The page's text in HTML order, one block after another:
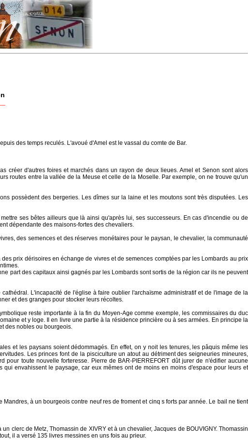
des temps reculés. L'avoué d'Amel est le vassal du comte de Bar.
créer d'autres foires et marchés dans un rayon de deux lieues. Amel et Senon sont alors
routes entre la vallée de la Meuse et celle de la Moselle. Par exemple, on ne trouve qu'un
possèdent des bergeries. Les dîmes sur la laine et les moutons sont très disputées. Les
ses bêtes ailleurs que là ainsi qu'après lui, ses successeurs. En cas d'incendie ou de
dépendante des maisons-fortes des chevaliers.
des semences et des réserves monétaires pour le paysan, le chevalier, la communauté
prix dérisoires en échange de vivres et de semences comptées par les Lombards au prix
part des capitaux ainsi gagnés par les Lombards sont sortis de la région car ils ne peuvent
L'incapacité de l'église à faire oublier l'archaïsme administratif et de l'image de la
et des granges pour stocker leurs récoltes.
reste importante à la fin du Moyen-Age comme exemple, les commissaires du duc
et y loge. Il en livre une partie à la résidence princière ou à ses armées. En principe la
des nobles ou bourgeois.
et les paysans soient dédommagés. En effet, on y noit les tenures, les pâquis même les
Les princes font de la pisciculture un atout au détriment des seigneuries mineures,
toute nouvelle forteresse. Pierre de BAR-PIERREFORT dût jurer de n'édifier aucune
envahissent le paysage, car eux mêmes ont de moins en moins d'espace pour leurs et
à un bourgeois contre neuf res de froment et cinq s forts par année. Le bail ne tient
clerc de Metz, Thomassin de XIVRY et à un chevalier, Jacques de BOUVIGNY. Thomassin
il a versé 135 livres messines en uns fois au prieur.